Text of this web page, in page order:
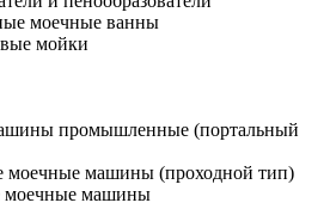
моечные ванны
мойки
промышленные (портальный
моечные машины (проходной тип)
машины